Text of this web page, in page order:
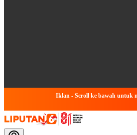
Iklan - Scroll ke bawah untuk